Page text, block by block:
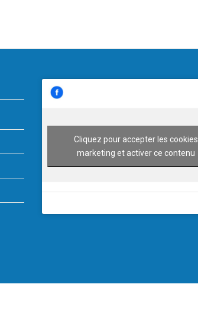
Cliquez pour accepter les cookies
marketing et activer ce contenu